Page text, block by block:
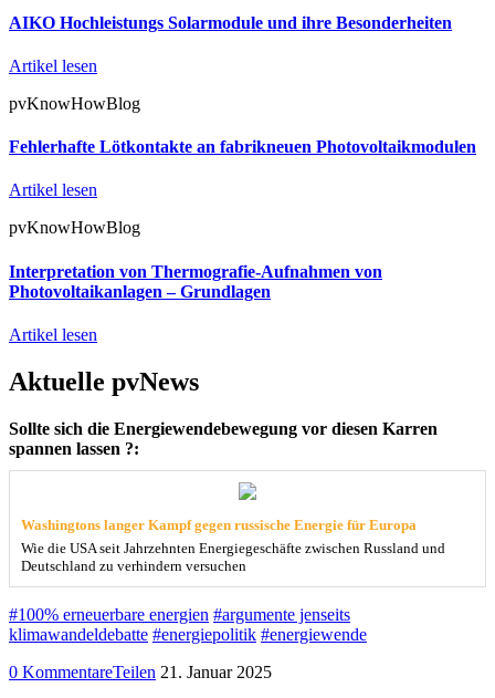
AIKO Hochleistungs Solarmodule und ihre Besonderheiten
Artikel lesen
pvKnowHowBlog
Fehlerhafte Lötkontakte an fabrikneuen Photovoltaikmodulen
Artikel lesen
pvKnowHowBlog
Interpretation von Thermografie-Aufnahmen von
Photovoltaikanlagen – Grundlagen
Artikel lesen
Aktuelle pvNews
Sollte sich die Energiewendebewegung vor diesen Karren
spannen lassen ?:
Washingtons langer Kampf gegen russische Energie für Europa
Wie die USA seit Jahrzehnten Energiegeschäfte zwischen Russland und
Deutschland zu verhindern versuchen
#100% erneuerbare energien #argumente jenseits
klimawandeldebatte #energiepolitik #energiewende
0 KommentareTeilen 21. Januar 2025